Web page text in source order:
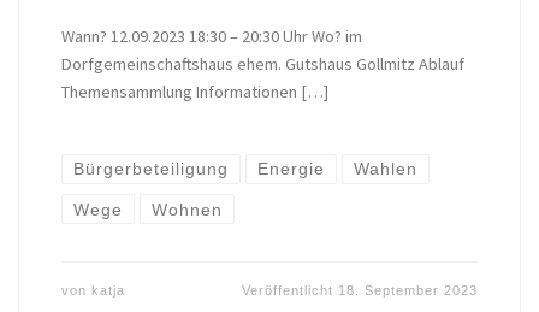
Wann? 12.09.2023 18:30 – 20:30 Uhr Wo? im
Dorfgemeinschaftshaus ehem. Gutshaus Gollmitz Ablauf
Themensammlung Informationen […]
Bürgerbeteiligung Energie Wahlen
Wege Wohnen
von katja Veröffentlicht 18. September 2023